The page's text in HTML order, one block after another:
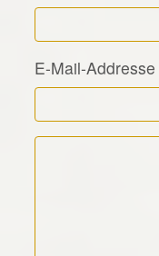
E-Mail-Addresse
Kommentar Text